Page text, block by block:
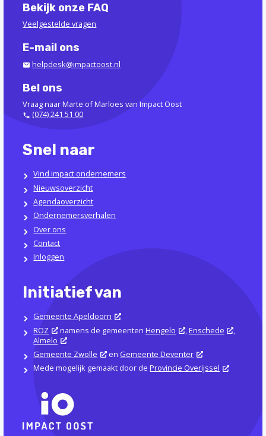
Bekijk onze FAQ
Veelgestelde vragen
E-mail ons
helpdesk@impactoost.nl
Bel ons
Vraag naar Marte of Marloes van Impact Oost
(074) 241 51 00
Snel naar
Vind impact ondernemers
Nieuwsoverzicht
Agendaoverzicht
Ondernemersverhalen
Over ons
Contact
Inloggen
Initiatief van
Gemeente Apeldoorn
ROZ
namens de gemeentenHengelo ,Enschede
,
Almelo
Gemeente Zwolle
en Gemeente Deventer
Mede mogelijk gemaakt door deProvincie Overijssel